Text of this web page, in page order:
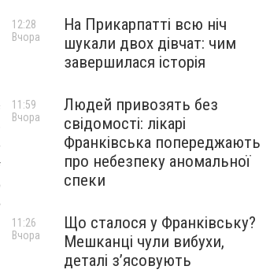
На Прикарпатті всю ніч
шукали двох дівчат: чим
завершилася історія
12:28
Вчора
Людей привозять без
свідомості: лікарі
Франківська попереджають
про небезпеку аномальної
спеки
11:59
Вчора
Що сталося у Франківську?
Мешканці чули вибухи,
деталі з’ясовують
11:26
Вчора